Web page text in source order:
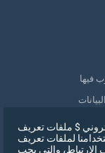
فيها
$ ملفات تعريف
لملفات تعريف
الارتباط، والتي يجب